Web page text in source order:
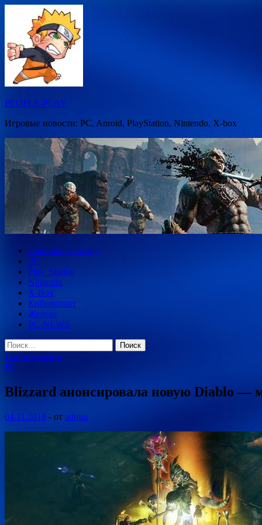
содержимому
PEOPLE-PLAY
Игровые новости: PC, Anroid, PlayStation, Nintendo, X-box
Главная страница
PC
Play_Station
Nintendo
X-Box
Киберспорт
Железо
PC-NEWS
Найти:
Главное меню
PC
Blizzard анонсировала новую Diablo —
04.11.2018 - от admin